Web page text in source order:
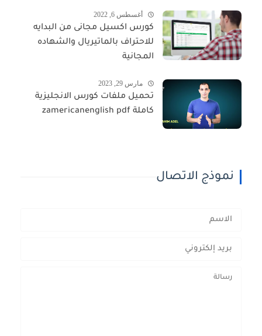
أغسطس 6, 2022
كورس اكسيل مجانى من البدايه
للاحتراف بالماتيريال والشهاده
المجانية
مارس 29, 2023
تحميل ملفات كورس الانجليزية
كاملة zamericanenglish pdf
نموذج الاتصال